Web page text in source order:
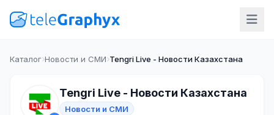
Каталог Новости и СМИ Tengri Live - Новости Казахстана
Tengri Live - Новости Казахстана
Новости и СМИ